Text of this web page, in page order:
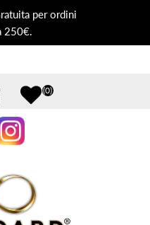
per ordini
250€.
(0)